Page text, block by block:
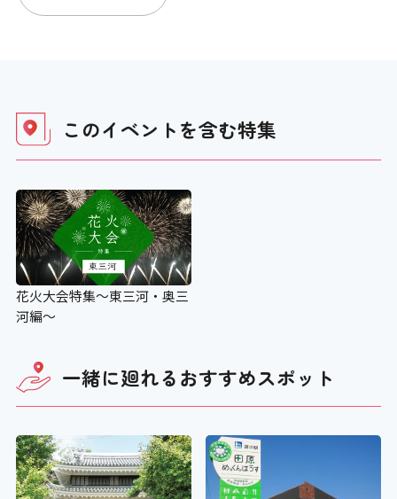
このイベントを含む特集
花火大会特集～東三河・奥三
河編～
一緒に廻れるおすすめスポット